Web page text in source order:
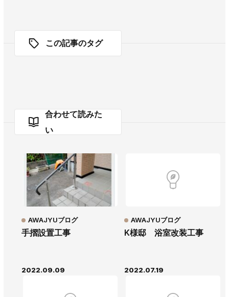
この記事のタグ
合わせて読みた
い
手摺設置工事
AWAJYUブログ
2022.09.09
K様邸 浴室改装工事
AWAJYUブログ
2022.07.19